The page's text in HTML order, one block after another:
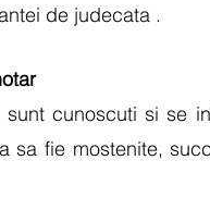
de judecata .
cunoscuti si se
sa fie mostenite,